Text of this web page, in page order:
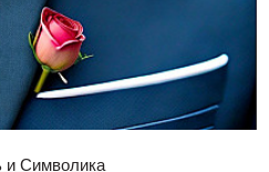
и Символика